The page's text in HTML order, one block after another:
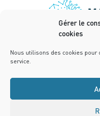
Gérer le
cookies
Nous utilisons des cookies
service.